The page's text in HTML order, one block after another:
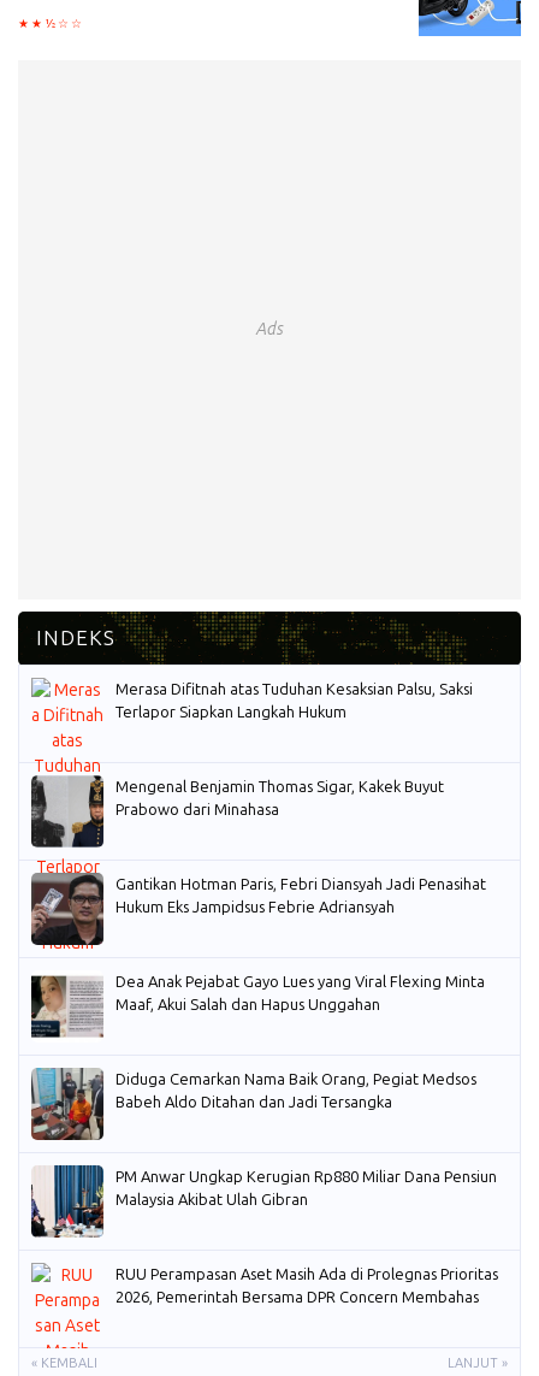
Ads
Merasa Difitnah atas Tuduhan Kesaksian Palsu, Saksi
Terlapor Siapkan Langkah Hukum
Mengenal Benjamin Thomas Sigar, Kakek Buyut
Prabowo dari Minahasa
Gantikan Hotman Paris, Febri Diansyah Jadi Penasihat
Hukum Eks Jampidsus Febrie Adriansyah
Dea Anak Pejabat Gayo Lues yang Viral Flexing Minta
Maaf, Akui Salah dan Hapus Unggahan
Diduga Cemarkan Nama Baik Orang, Pegiat Medsos
Babeh Aldo Ditahan dan Jadi Tersangka
PM Anwar Ungkap Kerugian Rp880 Miliar Dana Pensiun
Malaysia Akibat Ulah Gibran
RUU Perampasan Aset Masih Ada di Prolegnas Prioritas
2026, Pemerintah Bersama DPR Concern Membahas
« KEMBALI LANJUT »